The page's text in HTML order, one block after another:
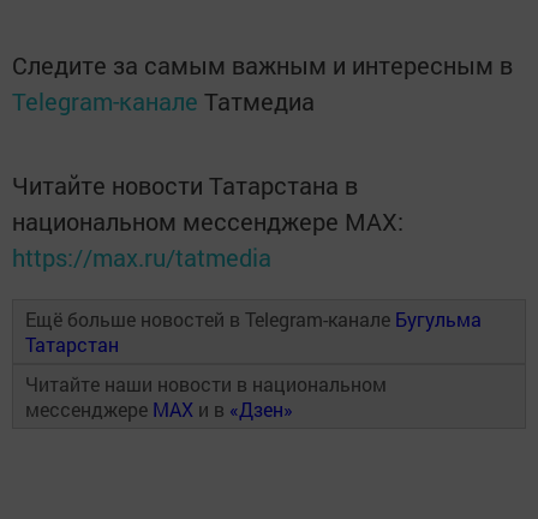
Следите за самым важным и интересным в
Telegram-канале Татмедиа
Читайте новости Татарстана в
национальном мессенджере MАХ:
https://max.ru/tatmedia
Ещё больше новостей в Telegram-канале Бугульма
Татарстан
Читайте наши новости в национальном
мессенджере MAX и в «Дзен»